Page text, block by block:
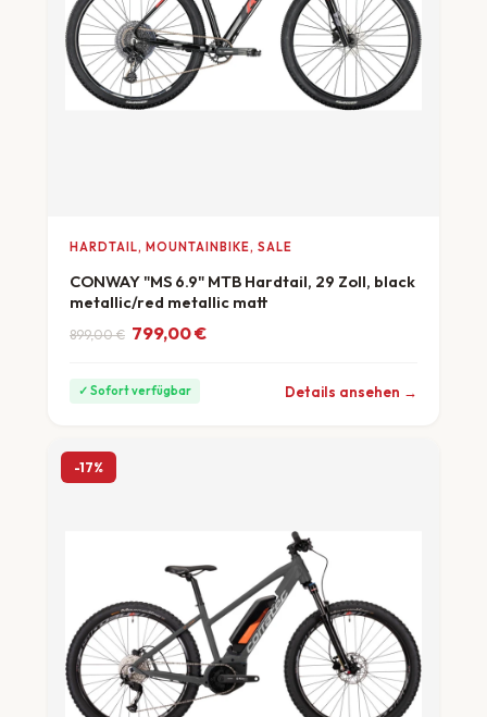
HARDTAIL, MOUNTAINBIKE, SALE
CONWAY "MS 6.9" MTB Hardtail, 29 Zoll, black
metallic/red metallic matt
899,00€
Ursprünglicher Preis war: 899,00 €
799,00€
Aktueller Preis ist: 799,00 €.
✓ Sofort verfügbar Details ansehen →
-17%